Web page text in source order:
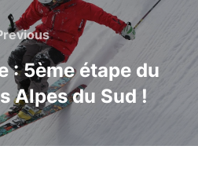
: 5ème étape du
Alpes du Sud !